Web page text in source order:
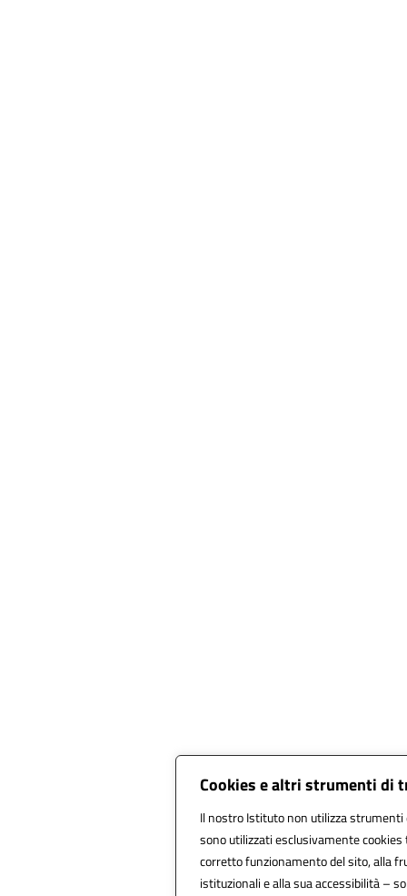
Cookies e altri strumenti di
Il nostro Istituto non utilizza
sono utilizzati esclusivamente
corretto funzionamento del sito, alla
istituzionali e alla sua accessibilità –